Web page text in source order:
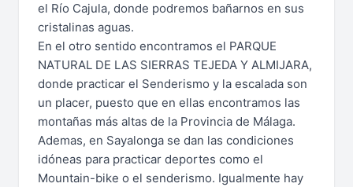
el Río Cajula, donde podremos bañarnos en sus
cristalinas aguas.
En el otro sentido encontramos el PARQUE
NATURAL DE LAS SIERRAS TEJEDA Y ALMIJARA,
donde practicar el Senderismo y la escalada son
un placer, puesto que en ellas encontramos las
montañas más altas de la Provincia de Málaga.
Ademas, en Sayalonga se dan las condiciones
idóneas para practicar deportes como el
Mountain-bike o el senderismo. Igualmente hay